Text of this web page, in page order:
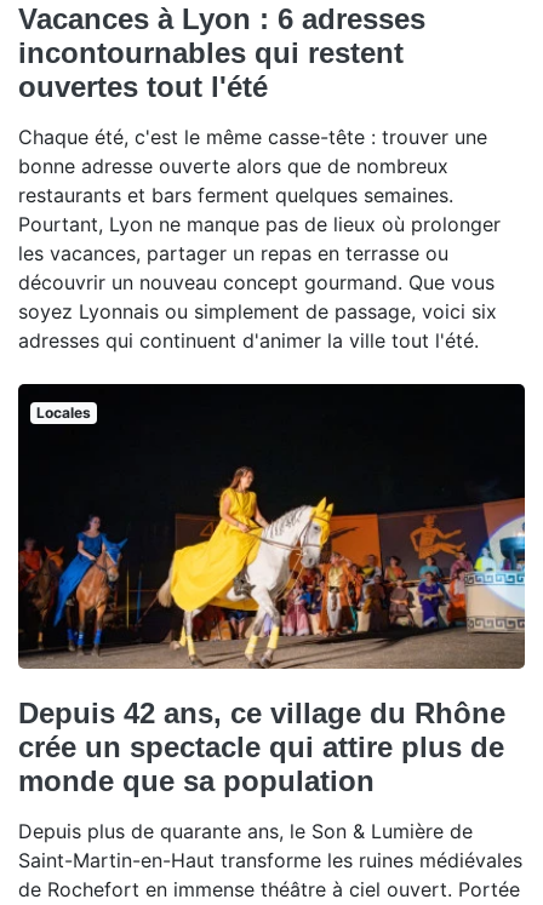
Vacances à Lyon : 6 adresses
incontournables qui restent
ouvertes tout l'été
Chaque été, c'est le même casse-tête : trouver une
bonne adresse ouverte alors que de nombreux
restaurants et bars ferment quelques semaines.
Pourtant, Lyon ne manque pas de lieux où prolonger
les vacances, partager un repas en terrasse ou
découvrir un nouveau concept gourmand. Que vous
soyez Lyonnais ou simplement de passage, voici six
adresses qui continuent d'animer la ville tout l'été.
Locales
Depuis 42 ans, ce village du Rhône
crée un spectacle qui attire plus de
monde que sa population
Depuis plus de quarante ans, le Son & Lumière de
Saint-Martin-en-Haut transforme les ruines médiévales
de Rochefort en immense théâtre à ciel ouvert. Portée